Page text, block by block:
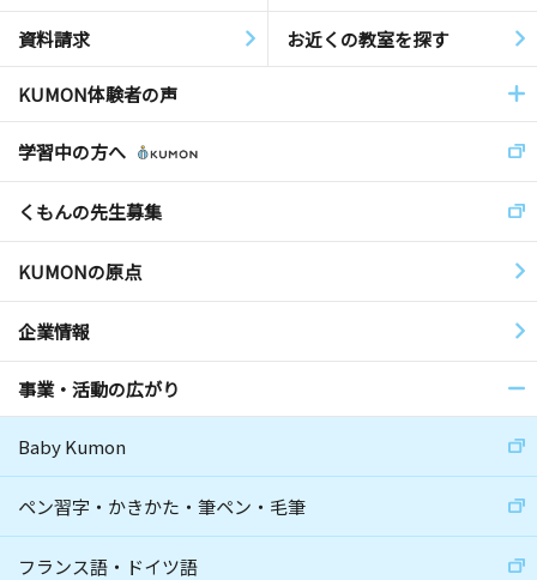
資料請求 お近くの教室を探す
KUMON体験者の声
学習中の方へ
くもんの先生募集
KUMONの原点
企業情報
事業・活動の広がり
Baby Kumon
ペン習字・かきかた・筆ペン・毛筆
フランス語・ドイツ語